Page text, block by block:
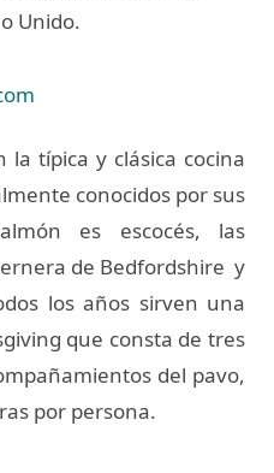
Unido.
típica y clásica cocina
conocidos por sus
es escocés, las
de Bedfordshire y
los años sirven una
que consta de tres
del pavo,
por persona.